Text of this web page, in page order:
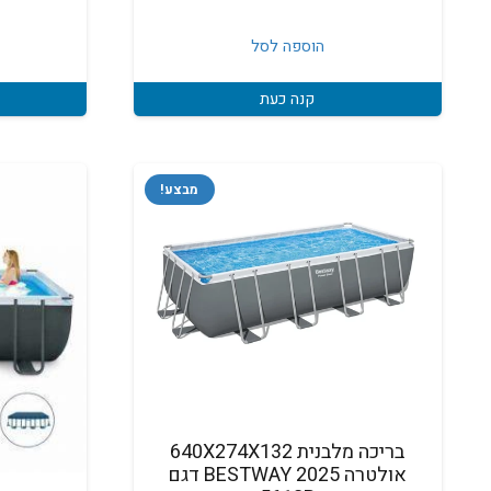
היה:
₪8,000.
₪5,999.
הוספה לסל
קנה כעת
מבצע!
בריכה מלבנית 640X274X132
אולטרה BESTWAY 2025 דגם